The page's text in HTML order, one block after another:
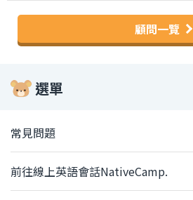
顧問一覽
選單
常見問題
前往線上英語會話NativeCamp.